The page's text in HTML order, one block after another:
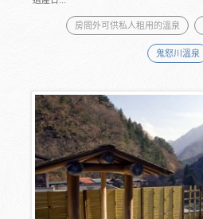
房間外可供私人租用的溫泉
鬼怒川溫泉